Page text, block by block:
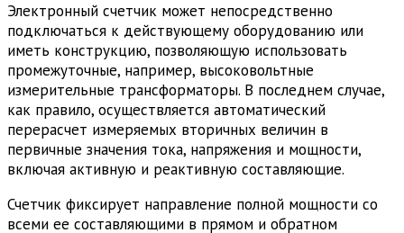
Электронный счетчик может непосредственно
подключаться к действующему оборудованию или
иметь конструкцию, позволяющую использовать
промежуточные, например, высоковольтные
измерительные трансформаторы. В последнем случае,
как правило, осуществляется автоматический
перерасчет измеряемых вторичных величин в
первичные значения тока, напряжения и мощности,
включая активную и реактивную составляющие.
Счетчик фиксирует направление полной мощности со
всеми ее составляющими в прямом и обратном